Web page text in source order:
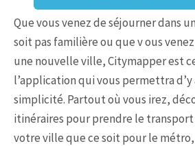
Que vous venez de séjourner dans
soit pas familière ou que v ous
une nouvelle ville, Citymapper est
l’application qui vous permettra
simplicité. Partout où vous irez,
itinéraires pour prendre le transport
votre ville que ce soit pour le métro,